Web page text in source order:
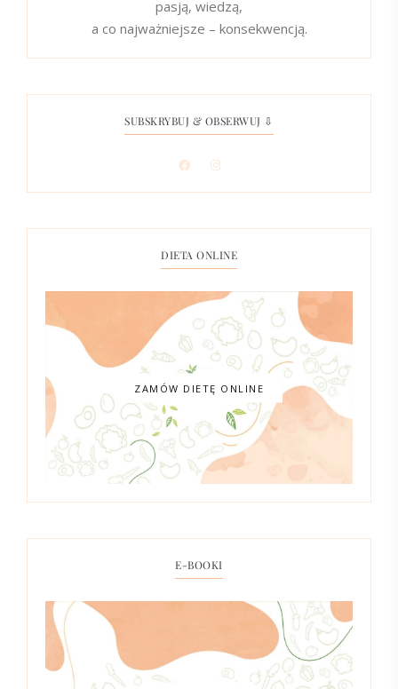
pasją, wiedzą,
a co najważniejsze – konsekwencją.
SUBSKRYBUJ & OBSERWUJ ⇩
DIETA ONLINE
ZAMÓW DIETĘ ONLINE
E-BOOKI